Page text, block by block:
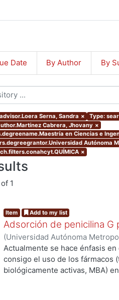
Date By Author By
Serna, Sandra × Type:
Cabrera, Jhovany ×
en Ciencias e
Autónoma
×
1
Item Add to my list
Adsorción de penicilina G
(Universidad Autónoma
de Servicios de Información.,
Actualmente se hace énfasis
consigo el uso de los fármacos
biológicamente activas, MBA)